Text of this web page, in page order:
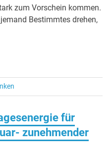
zum Vorschein kommen.
Bestimmtes drehen,
für
zunehmender